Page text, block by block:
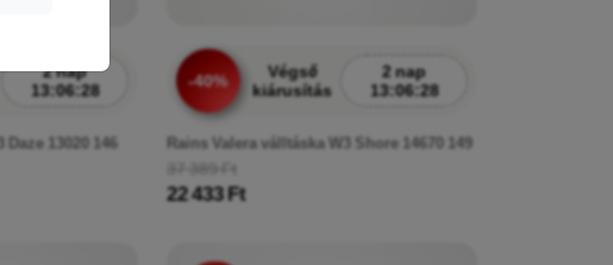
2 nap
13:06:26
13020 146
-40%
Végső
kiárusítás
2 nap
13:06:26
Rains Valera válltáska W3 Shore 14670 149
37 389 Ft
22 433 Ft